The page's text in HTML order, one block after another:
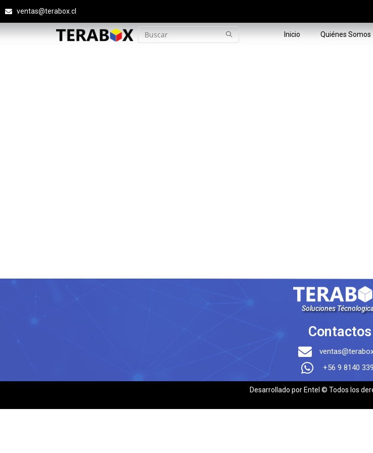
ventas@terabox.cl
Inicio Quiénes Somos
Soluciones
Contactos
+56 9 8140
Desarrollado por Entel © Todos los